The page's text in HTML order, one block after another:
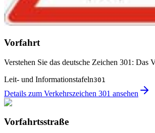
Vorfahrt
Verstehen Sie das deutsche Zeichen 301: Das
Leit- und Informationstafeln301
Details zum Verkehrszeichen 301 ansehen
Vorfahrtsstraße